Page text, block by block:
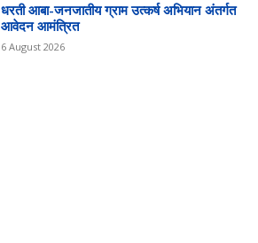
धरती आबा-जनजातीय ग्राम उत्कर्ष अभियान अंतर्गत
आवेदन आमंत्रित
6 August 2026